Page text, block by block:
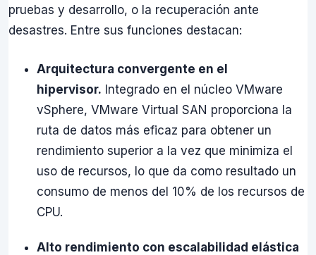
pruebas y desarrollo, o la recuperación ante
desastres. Entre sus funciones destacan:
Arquitectura convergente en el
hipervisor. Integrado en el núcleo VMware
vSphere, VMware Virtual SAN proporciona la
ruta de datos más eficaz para obtener un
rendimiento superior a la vez que minimiza el
uso de recursos, lo que da como resultado un
consumo de menos del 10% de los recursos de
CPU.
Alto rendimiento con escalabilidad elástica